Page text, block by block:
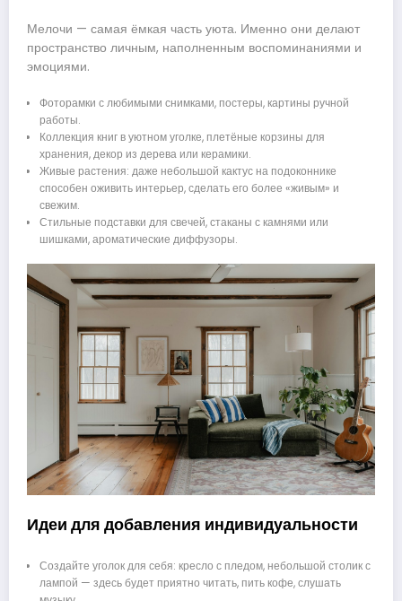
Мелочи — самая ёмкая часть уюта. Именно они делают
пространство личным, наполненным воспоминаниями и
эмоциями.
Фоторамки с любимыми снимками, постеры, картины ручной
работы.
Коллекция книг в уютном уголке, плетёные корзины для
хранения, декор из дерева или керамики.
Живые растения: даже небольшой кактус на подоконнике
способен оживить интерьер, сделать его более «живым» и
свежим.
Стильные подставки для свечей, стаканы с камнями или
шишками, ароматические диффузоры.
Идеи для добавления индивидуальности
Создайте уголок для себя: кресло с пледом, небольшой столик с
лампой — здесь будет приятно читать, пить кофе, слушать